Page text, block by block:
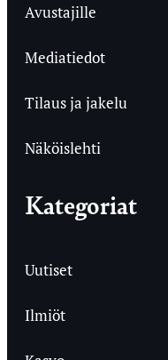
Avustajille
Mediatiedot
Tilaus ja jakelu
Näköislehti
Kategoriat
Uutiset
Ilmiöt